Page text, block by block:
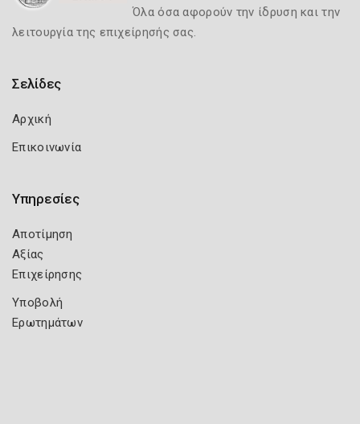
Όλα όσα αφορούν την ίδρυση και την
λειτουργία της επιχείρησής σας.
Σελίδες
Αρχική
Επικοινωνία
Υπηρεσίες
Αποτίμηση
Αξίας
Επιχείρησης
Υποβολή
Ερωτημάτων